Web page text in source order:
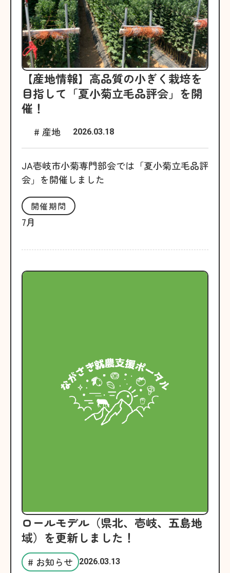
【産地情報】高品質の小ぎく栽培を
目指して「夏小菊立毛品評会」を開
催！
# 産地 2026.03.18
JA壱岐市小菊専門部会では「夏小菊立毛品評
会」を開催しました
開催期間
7月
ロールモデル（県北、壱岐、五島地
域）を更新しました！
# お知らせ 2026.03.13